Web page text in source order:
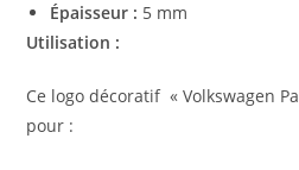
Épaisseur : 5 mm
Utilisation :
Ce logo décoratif « Volkswagen
pour :